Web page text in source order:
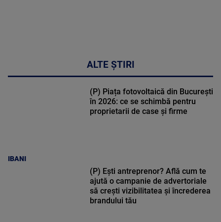
ALTE ȘTIRI
IBANI
(P) Piața fotovoltaică din București
în 2026: ce se schimbă pentru
proprietarii de case și firme
(P) Ești antreprenor? Află cum te
ajută o campanie de advertoriale
să crești vizibilitatea și încrederea
brandului tău